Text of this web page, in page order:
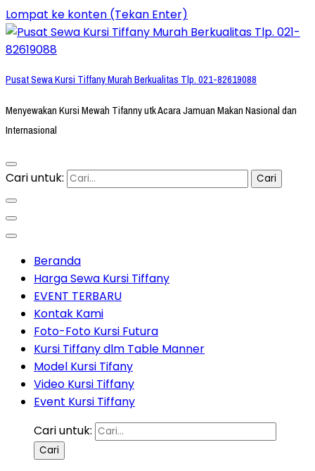
Lompat ke konten (Tekan Enter)
Pusat Sewa Kursi Tiffany Murah Berkualitas Tlp. 021-82619088
Menyewakan Kursi Mewah Tifanny utk Acara Jamuan Makan Nasional dan
Internasional
Cari untuk:
Beranda
Harga Sewa Kursi Tiffany
EVENT TERBARU
Kontak Kami
Foto-Foto Kursi Futura
Kursi Tiffany dlm Table Manner
Model Kursi Tifany
Video Kursi Tiffany
Event Kursi Tiffany
Cari untuk: